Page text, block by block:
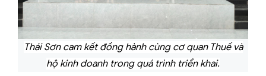
Thái Sơn cam kết đồng hành cùng cơ quan Thuế và
hộ kinh doanh trong quá trình triển khai.